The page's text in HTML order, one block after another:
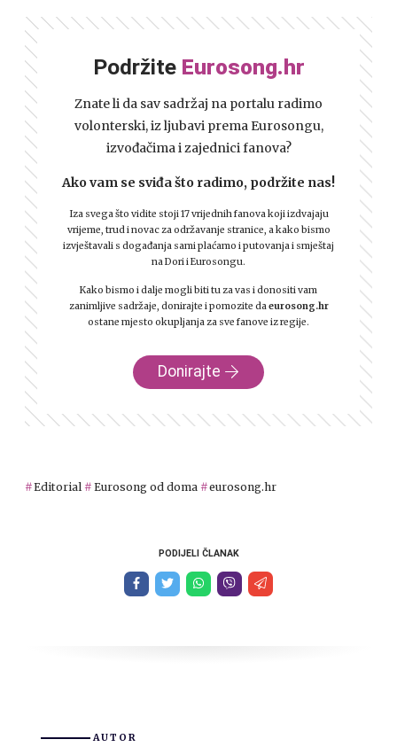
Podržite Eurosong.hr
Znate li da sav sadržaj na portalu radimo
volonterski, iz ljubavi prema Eurosongu,
izvođačima i zajednici fanova?
Ako vam se sviđa što radimo, podržite nas!
Iza svega što vidite stoji 17 vrijednih fanova koji izdvajaju
vrijeme, trud i novac za održavanje stranice, a kako bismo
izvještavali s događanja sami plaćamo i putovanja i smještaj
na Dori i Eurosongu.
Kako bismo i dalje mogli biti tu za vas i donositi vam
zanimljive sadržaje, donirajte i pomozite da eurosong.hr
ostane mjesto okupljanja za sve fanove iz regije.
Donirajte
Editorial Eurosong od doma eurosong.hr
PODIJELI ČLANAK
AUTOR